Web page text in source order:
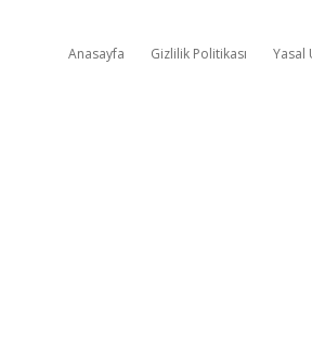
Anasayfa Gizlilik Politikası Yasal